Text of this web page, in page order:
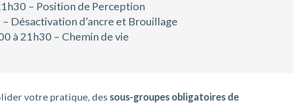
– Position de Perception
Désactivation d’ancre et Brouillage
à 21h30 – Chemin de vie
votre pratique, des sous-groupes obligatoires de